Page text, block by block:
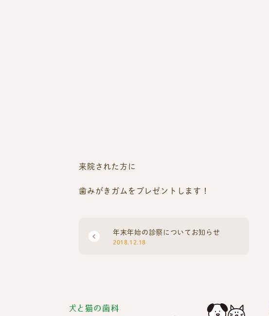
来院された方に
歯みがきガムをプレゼントします！
年末年始の診察についてお知らせ
2018.12.18